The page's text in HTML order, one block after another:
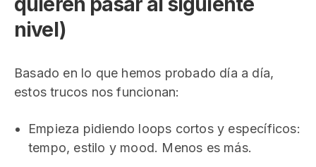
nivel)
Basado en lo que hemos probado día a día,
estos trucos nos funcionan:
Empieza pidiendo loops cortos y específicos:
tempo, estilo y mood. Menos es más.